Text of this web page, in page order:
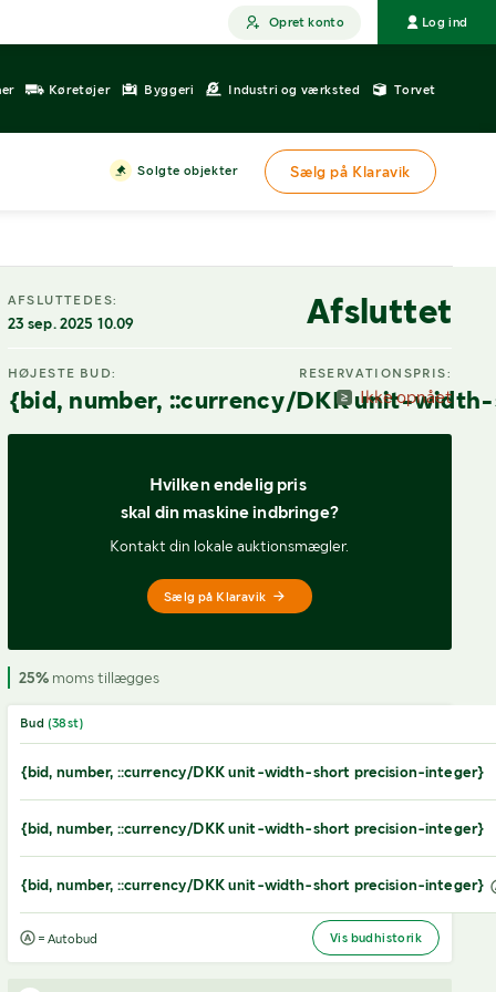
Opret konto Log ind
Køretøjer Byggeri Industri og værksted Torvet
Solgte objekter Sælg på Klaravik
AFSLUTTEDES:
23 sep. 2025 10.09 Afsluttet
HØJESTE BUD:
{bid, number, ::currency/DKK unit-
RESERVATIONSPRIS:
Ikke opnået
Hvilken endelig pris
skal din maskine indbringe?
Kontakt din lokale auktionsmægler.
Sælg på Klaravik
25%moms tillægges
Bud (38st)
{bid, number, ::currency/DKK unit-width-short precision-integer}
{bid, number, ::currency/DKK unit-width-short precision-integer}
{bid, number, ::currency/DKK unit-width-short precision-integer}
= Autobud Vis budhistorik